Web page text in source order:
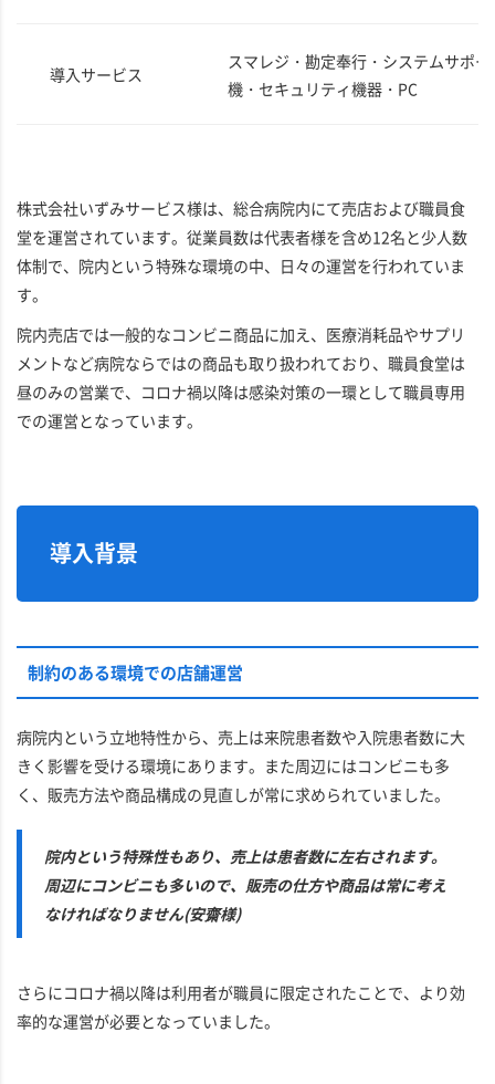
導入サービス
スマレジ・勘定奉行・システムサポ
機・セキュリティ機器・PC
株式会社いずみサービス様は、総合病院内にて売店および職員食
堂を運営されています。従業員数は代表者様を含め12名と少人数
体制で、院内という特殊な環境の中、日々の運営を行われていま
す。
院内売店では一般的なコンビニ商品に加え、医療消耗品やサプリ
メントなど病院ならではの商品も取り扱われており、職員食堂は
昼のみの営業で、コロナ禍以降は感染対策の一環として職員専用
での運営となっています。
導入背景
制約のある環境での店舗運営
病院内という立地特性から、売上は来院患者数や入院患者数に大
きく影響を受ける環境にあります。また周辺にはコンビニも多
く、販売方法や商品構成の見直しが常に求められていました。
院内という特殊性もあり、売上は患者数に左右されます。
周辺にコンビニも多いので、販売の仕方や商品は常に考え
なければなりません(安齋様)
さらにコロナ禍以降は利用者が職員に限定されたことで、より効
率的な運営が必要となっていました。